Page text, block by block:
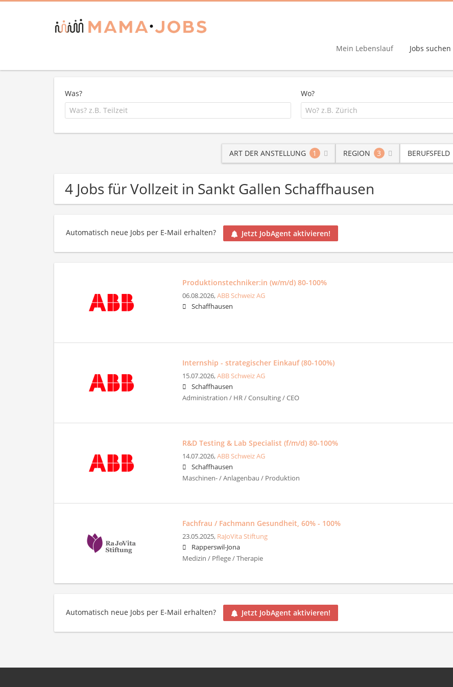
Mein Lebenslauf Jobs suchen
Was? Wo?
ART DER ANSTELLUNG 1 REGION 3 BERUFSFELD
4 Jobs für Vollzeit in Sankt Gallen Schaffhausen
Automatisch neue Jobs per E-Mail erhalten? Jetzt JobAgent aktivieren!
Produktionstechniker:in (w/m/d) 80-100%
06.08.2026,ABB Schweiz AG
Schaffhausen
Internship - strategischer Einkauf (80-100%)
15.07.2026,ABB Schweiz AG
Schaffhausen
Administration / HR / Consulting / CEO
R&D Testing & Lab Specialist (f/m/d) 80-100%
14.07.2026,ABB Schweiz AG
Schaffhausen
Maschinen- / Anlagenbau / Produktion
Fachfrau / Fachmann Gesundheit, 60% - 100%
23.05.2025, RaJoVita Stiftung
Rapperswil-Jona
Medizin / Pflege / Therapie
Automatisch neue Jobs per E-Mail erhalten? Jetzt JobAgent aktivieren!